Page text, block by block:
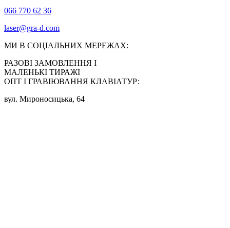
066 770 62 36
laser@gra-d.com
МИ В СОЦІАЛЬНИХ МЕРЕЖАХ:
РАЗОВІ ЗАМОВЛЕННЯ І
МАЛЕНЬКІ ТИРАЖІ
ОПТ І ГРАВІЮВАННЯ КЛАВІАТУР:
вул. Мироносицька, 64